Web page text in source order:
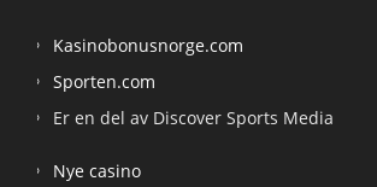
Kasinobonusnorge.com
Sporten.com
Er en del av Discover Sports Media
Nye casino